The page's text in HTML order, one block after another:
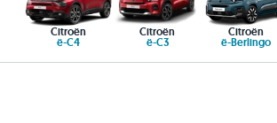
Citroën
ë-C4
Citroën
ë-C3
Citroën
ë-Berlingo